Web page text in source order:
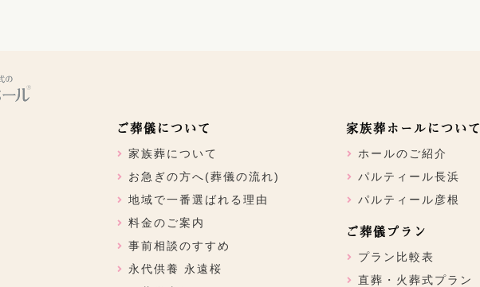
ご葬儀について
家族葬について
お急ぎの方へ(葬儀の流れ)
地域で一番選ばれる理由
料金のご案内
事前相談のすすめ
永代供養 永遠桜
家族葬ホールについて
ホールのご紹介
パルティール長浜
パルティール彦根
ご葬儀プラン
プラン比較表
直葬・火葬式プラン